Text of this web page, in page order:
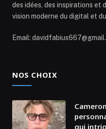
des idées, des inspirations et
vision moderne du digital et
Email:
NOS CHOIX
qui